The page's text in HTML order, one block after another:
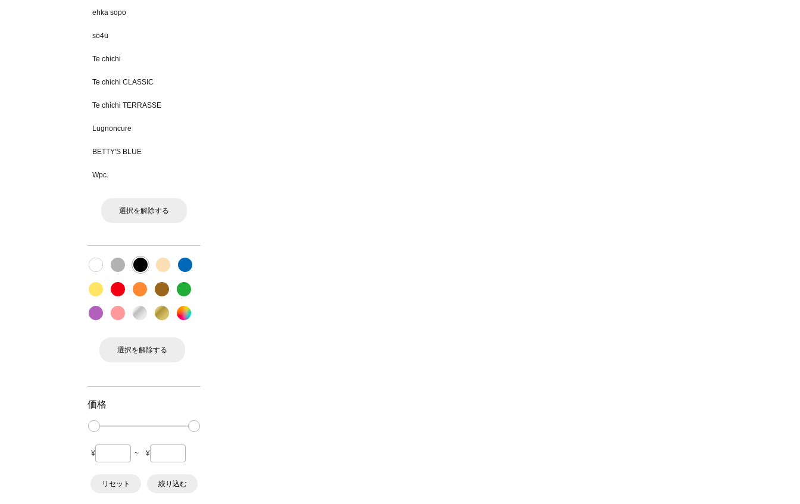
ehka sopo
sō4ū
Te chichi
Te chichi CLASSIC
Te chichi TERRASSE
Lugnoncure
BETTY'S BLUE
Wpc.
選択を解除する
選択を解除する
価格
¥ ~ ¥
リセット 絞り込む